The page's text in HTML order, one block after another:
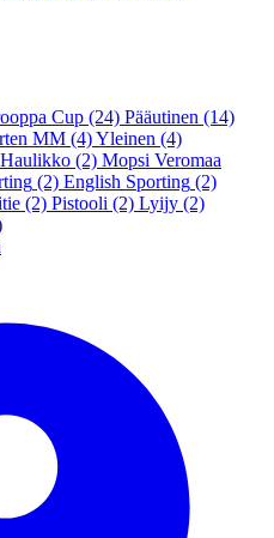
Cup (24) Pääutinen (14)
MM (4)Yleinen (4)
Haulikko (2) Mopsi Veromaa
(2) English Sporting (2)
(2) Pistooli (2) Lyijy (2)